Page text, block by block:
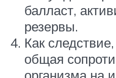
балласт,
резервы.
Как
общая